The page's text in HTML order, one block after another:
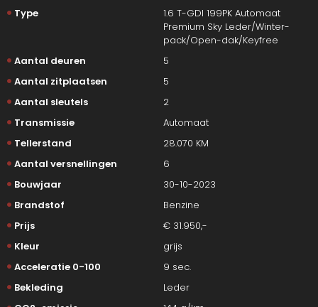
Type
1.6 T-GDI 199PK Automaat
Premium Sky Leder/Winter-
pack/Open-dak/Keyfree
Aantal deuren
5
Aantal zitplaatsen
5
Aantal sleutels
2
Transmissie
Automaat
Tellerstand
28.070 KM
Aantal versnellingen
6
Bouwjaar
30-10-2023
Brandstof
Benzine
Prijs
€ 31.950,-
Kleur
grijs
Acceleratie 0-100
9 sec.
Bekleding
Leder